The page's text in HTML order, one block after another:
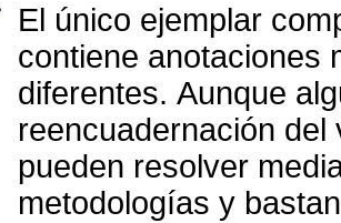
El único ejemplar
contiene anotaciones
diferentes. Aunque
reencuadernación
pueden resolver
metodologías y